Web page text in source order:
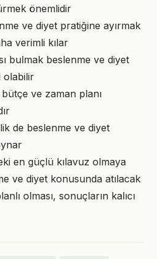
önemlidir
ve diyet pratiğine ayırmak
verimli kılar
bulmak beslenme ve diyet
olabilir
ve zaman planı
de beslenme ve diyet
en güçlü kılavuz olmaya
ve diyet konusunda atılacak
olması, sonuçların kalıcı